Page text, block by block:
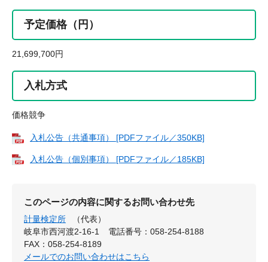
予定価格（円）
21,699,700円
入札方式
価格競争
入札公告（共通事項） [PDFファイル／350KB]
入札公告（個別事項） [PDFファイル／185KB]
このページの内容に関するお問い合わせ先
計量検定所
（代表）
岐阜市西河渡2-16-1
電話番号：058-254-8188
FAX：058-254-8189
メールでのお問い合わせはこちら